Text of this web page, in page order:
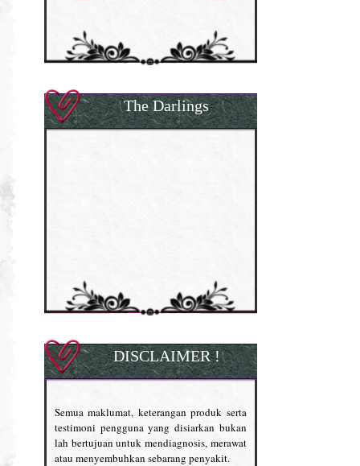
The Darlings
DISCLAIMER !
Semua maklumat, keterangan produk serta
testimoni pengguna yang disiarkan bukan
lah bertujuan untuk mendiagnosis, merawat
atau menyembuhkan sebarang penyakit.